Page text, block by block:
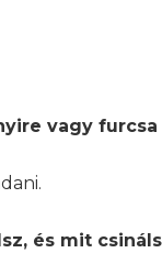
vagy furcsa
és mit